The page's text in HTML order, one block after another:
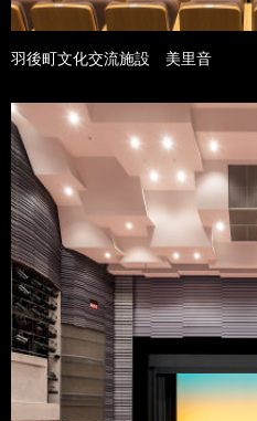
羽後町文化交流施設 美里音